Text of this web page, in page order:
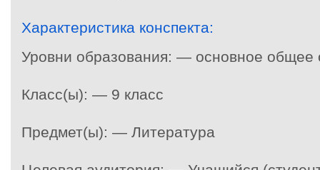
Характеристика конспекта:
Уровни образования: — основное общее
Класс(ы): — 9 класс
Предмет(ы): — Литература